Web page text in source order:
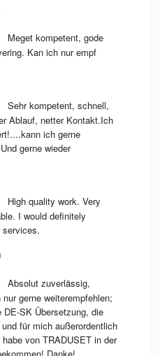
Meget kompetent, gode
Kan ich nur empf
Sehr kompetent, schnell,
Ablauf, netter Kontakt.Ich
ich gerne
gerne wieder
High quality work. Very
I would definitely
services.
Absolut zuverlässig,
gerne weiterempfehlen;
DE-SK Übersetzung, die
für mich außerordentlich
von TRADUSET in der